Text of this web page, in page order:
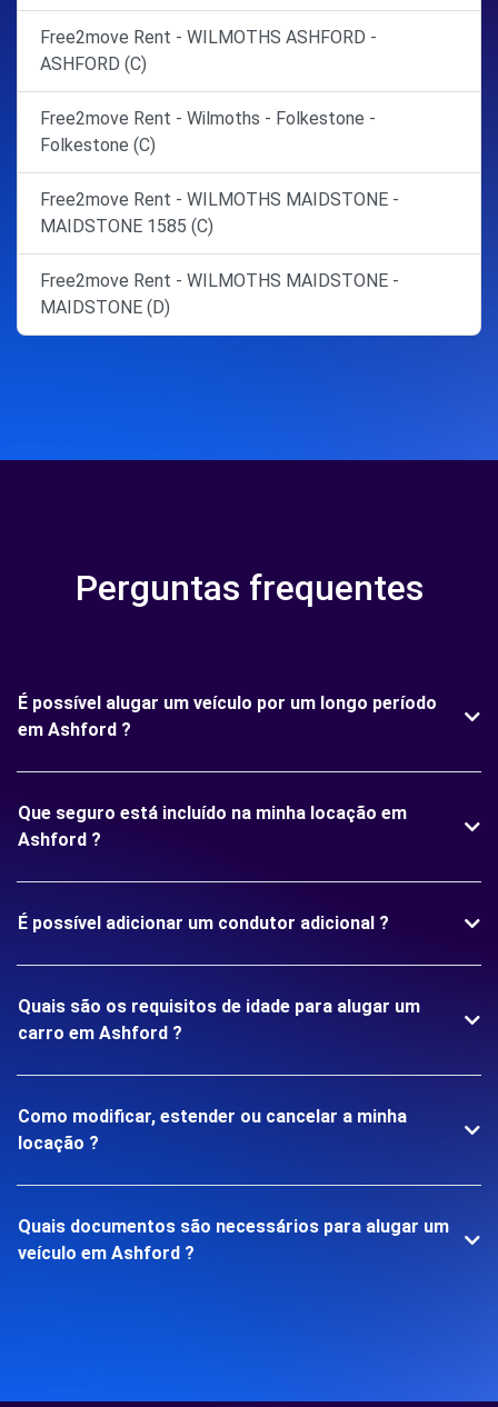
Free2move Rent - WILMOTHS ASHFORD -
ASHFORD (C)
Free2move Rent - Wilmoths - Folkestone -
Folkestone (C)
Free2move Rent - WILMOTHS MAIDSTONE -
MAIDSTONE 1585 (C)
Free2move Rent - WILMOTHS MAIDSTONE -
MAIDSTONE (D)
Perguntas frequentes
É possível alugar um veículo por um longo período
em Ashford ?
Que seguro está incluído na minha locação em
Ashford ?
É possível adicionar um condutor adicional ?
Quais são os requisitos de idade para alugar um
carro em Ashford ?
Como modificar, estender ou cancelar a minha
locação ?
Quais documentos são necessários para alugar um
veículo em Ashford ?